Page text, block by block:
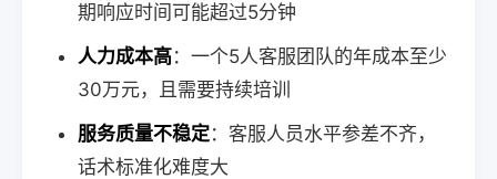
期响应时间可能超过5分钟
人力成本高：一个5人客服团队的年成本至少
30万元，且需要持续培训
服务质量不稳定：客服人员水平参差不齐，
话术标准化难度大